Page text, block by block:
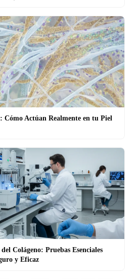
Cómo Actúan Realmente en tu Piel
Colágeno: Pruebas Esenciales
y Eficaz